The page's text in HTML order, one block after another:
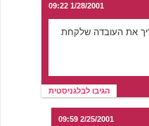
1/28/2001 09:22
את העובדה שלקחת
הגיבו לבלגניסטית
2/25/2001 09:59